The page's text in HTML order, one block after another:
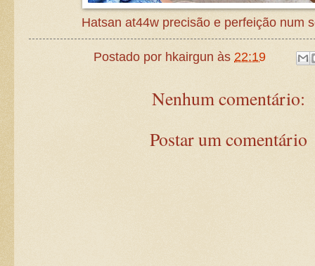
Hatsan at44w precisão e perfeição num
Postado por hkairgun às 22:19
Nenhum comentário:
Postar um comentário